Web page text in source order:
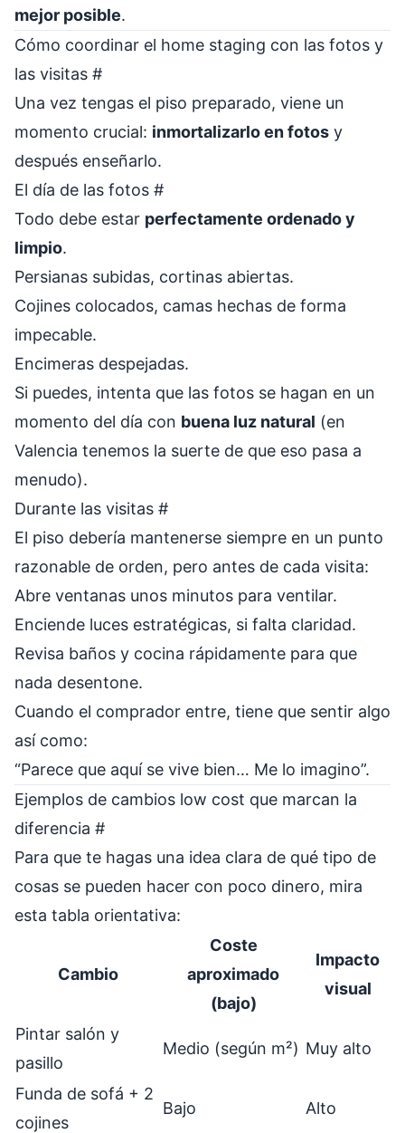
mejor posible.
Cómo coordinar el home staging con las fotos y
las visitas #
Una vez tengas el piso preparado, viene un
momento crucial: inmortalizarlo en fotos y
después enseñarlo.
El día de las fotos #
Todo debe estar perfectamente ordenado y
limpio.
Persianas subidas, cortinas abiertas.
Cojines colocados, camas hechas de forma
impecable.
Encimeras despejadas.
Si puedes, intenta que las fotos se hagan en un
momento del día con buena luz natural (en
Valencia tenemos la suerte de que eso pasa a
menudo).
Durante las visitas #
El piso debería mantenerse siempre en un punto
razonable de orden, pero antes de cada visita:
Abre ventanas unos minutos para ventilar.
Enciende luces estratégicas, si falta claridad.
Revisa baños y cocina rápidamente para que
nada desentone.
Cuando el comprador entre, tiene que sentir algo
así como:
“Parece que aquí se vive bien… Me lo imagino”.
Ejemplos de cambios low cost que marcan la
diferencia #
Para que te hagas una idea clara de qué tipo de
cosas se pueden hacer con poco dinero, mira
esta tabla orientativa:
Cambio
Coste
aproximado
(bajo)
Impacto
visual
Pintar salón y
pasillo
Medio (según m²) Muy alto
Funda de sofá + 2
cojines
Bajo Alto